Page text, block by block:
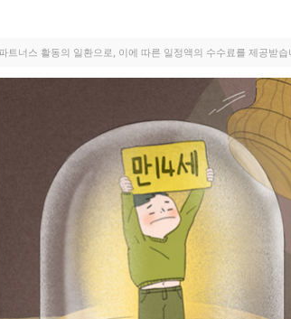
트너스 활동의 일환으로, 이에 따른 일정액의 수수료를 제공받습